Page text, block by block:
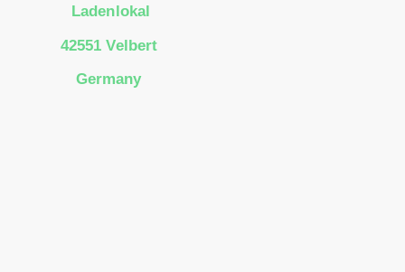
Ladenlokal
42551 Velbert
Germany